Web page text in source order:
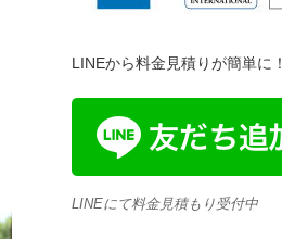
LINEから料金見積りが簡単に！
LINEにて料金見積もり受付中